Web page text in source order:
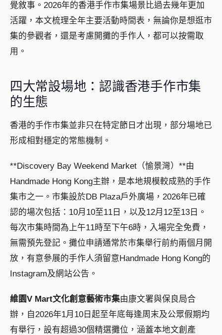
覺敘事。2026年的香港手作市集場景比過去幾年更加
活躍，本文梳理全年主要活動時間表，無論你是想逛市
集的參觀者，還是考慮開攤的手作人，都可以按需取
用。
四大常設場地：認識香港手作市集
的生態
香港的手作市集並非只在特定節日才出現，部分場地已
形成相對穩定的常態機制。
**Discovery Bay Weekend Market（愉景灣）**由
Handmade Hong Kong主辦，是本地規模較成熟的手作
集市之一。市集設於DB Plaza戶外廣場，2026年已確
認的場次包括：10月10至11日，以及12月12至13日。
每次市集時間為上午11時至下午6時，入場完全免費，
無需預先登記。攤位申請通常於市集舉行前約兩個月開
放，有意參展的手作人須留意Handmade Hong Kong的
Instagram及網站公告。
維園V Mart文化創意藝術市集由康文署與保良局合
辦，自2026年1月10日起至年底每逢周末及公眾假期均
有舉行，設有超過30個精選攤位，涵蓋本地文創產